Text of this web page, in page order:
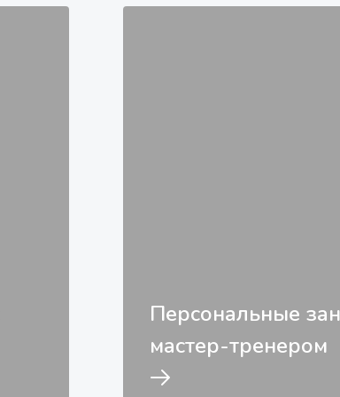
Персональные
мастер-тренером